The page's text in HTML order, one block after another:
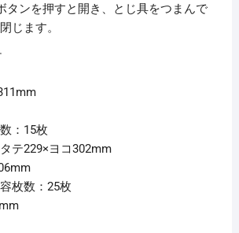
タンを押すと開き、とじ具をつまんで
じます。
：15枚
テ229×ヨコ302mm
枚数：25枚